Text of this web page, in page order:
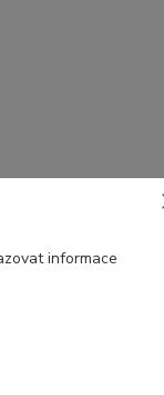
informace